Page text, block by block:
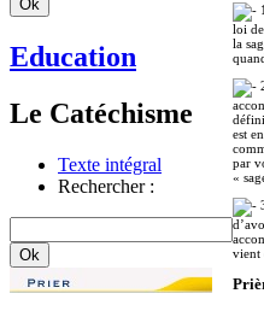
Education
Le Catéchisme
Texte intégral
Rechercher :
loi
la
est
par
«
vient